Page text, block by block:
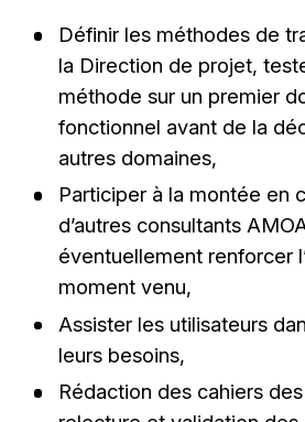
Définir les méthodes de
la Direction de projet,
méthode sur un premier
fonctionnel avant de la
autres domaines,
Participer à la montée en
d’autres consultants
éventuellement renforcer
moment venu,
Assister les utilisateurs
leurs besoins,
Rédaction des cahiers